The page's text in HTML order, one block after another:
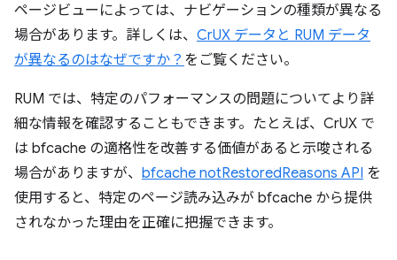
ページビューによっては、ナビゲーションの種類が異なる
場合があります。詳しくは、 CrUX データと RUM データ
が異なるのはなぜですか？ をご覧ください。
RUM では、特定のパフォーマンスの問題についてより詳
細な情報を確認することもできます。たとえば、CrUX で
は bfcache の適格性を改善する価値があると示唆される
場合がありますが、 bfcache notRestoredReasons API を
使用すると、特定のページ読み込みが bfcache から提供
されなかった理由を正確に把握できます。